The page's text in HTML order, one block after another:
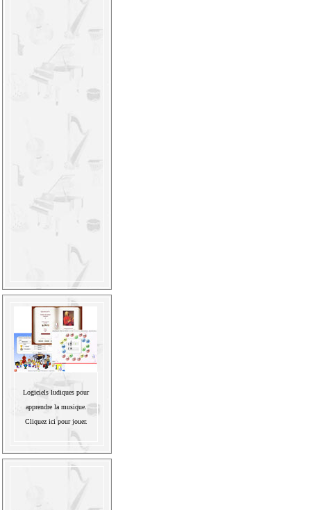
Logiciels ludiques pour
apprendre la musique.
Cliquez ici pour jouer.